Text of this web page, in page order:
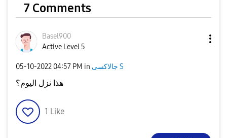
7 Comments
Basel900
Active Level 5
‎05-10-2022 04:57 PM in جالاكسى S
هذا نزل اليوم؟
1 Like